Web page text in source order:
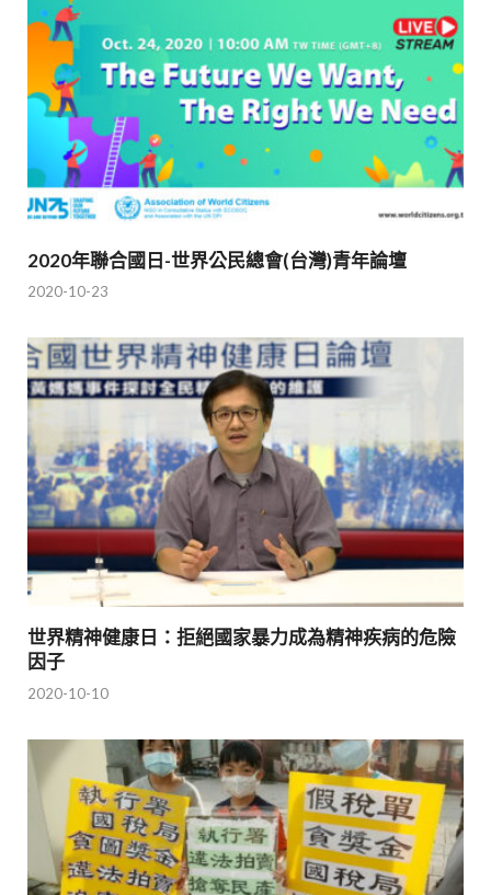
2020年聯合國日-世界公民總會(台灣)青年論壇
2020-10-23
世界精神健康日：拒絕國家暴力成為精神疾病的危險
因子
2020-10-10